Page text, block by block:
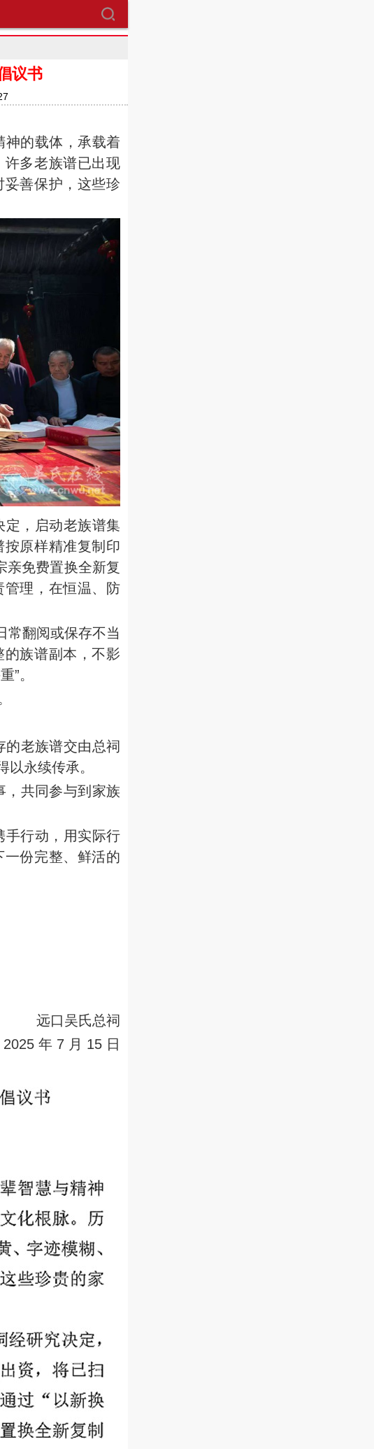
议书
的载体，承载着
多老族谱已出现
善保护，这些珍
定，启动老族谱集
原样精准复制印
亲免费置换全新复
理，在恒温、防
常翻阅或保存不当
族谱副本，不影
”。
老族谱交由总祠
永续传承。
，共同参与到家族
手行动，用实际行
份完整、鲜活的
远口吴氏总祠
2025 年 7 月 15 日